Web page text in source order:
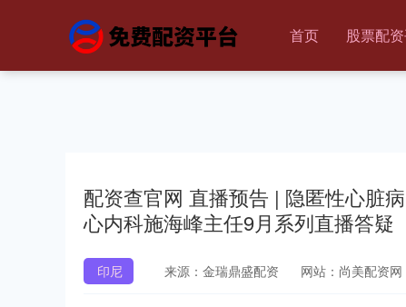
首页 股票配
配资查官网 直播预告 | 隐匿性心脏
心内科施海峰主任9月系列直播答疑
印尼 来源：金瑞鼎盛配资 网站：尚美配资网